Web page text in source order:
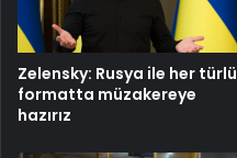
Zelensky: Rusya ile her türlü
formatta müzakereye
hazırız